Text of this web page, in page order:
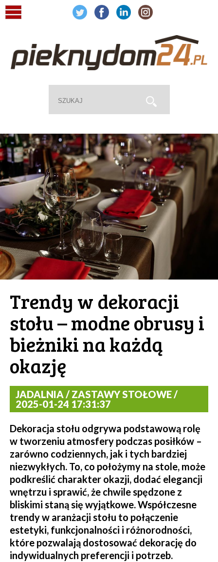
Trendy w dekoracji
stołu – modne obrusy i
bieżniki na każdą
okazję
JADALNIA / ZASTAWY STOŁOWE /
2025-01-24 17:31:37
Dekoracja stołu odgrywa podstawową rolę
w tworzeniu atmosfery podczas posiłków –
zarówno codziennych, jak i tych bardziej
niezwykłych. To, co położymy na stole, może
podkreślić charakter okazji, dodać elegancji
wnętrzu i sprawić, że chwile spędzone z
bliskimi staną się wyjątkowe. Współczesne
trendy w aranżacji stołu to połączenie
estetyki, funkcjonalności i różnorodności,
które pozwalają dostosować dekorację do
indywidualnych preferencji i potrzeb.